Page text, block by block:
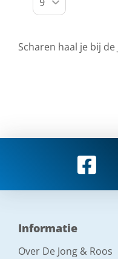
Scharen haal je bij de
Informatie
Over De Jong & Roos